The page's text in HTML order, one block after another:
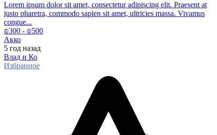
Lorem ipsum dolor sit amet, consectetur adipiscing elit. Praesent at
justo pharetra, commodo sapien sit amet, ultricies massa. Vivamus
congue...
₪300 - ₪500
Акко
5 год назад
Влад и Ко
Избранное